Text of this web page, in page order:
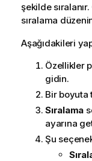
şekilde
sıralama
Aşağıdakileri
Özellikler
gidin.
Bir boyuta
Sıralama
ayarına
Şu